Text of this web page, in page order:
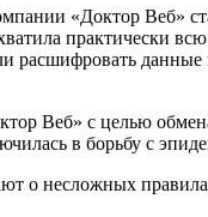
«Доктор Веб»
практически
данные
Веб» с целью
в борьбу с
о несложных